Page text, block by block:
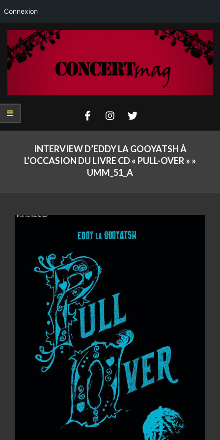
Connexion
Skip
content
Concertmag
NavigationINTERVIEW D’EDDY LA GOOYATSH À
L’OCCASION DU LIVRE CD « PULL-OVER » »
UMM_51_A